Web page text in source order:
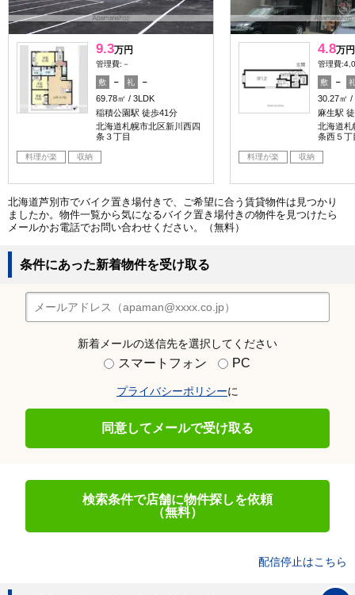
9.3万円
管理費:－
敷 － 礼
－
69.78㎡
3LDK
稲積公園駅 徒歩41分
北海道札幌市北区新川西四
条３丁目
料理が楽 収納
4.8万円
管理費
敷 －
30.27㎡
麻生駅
北海道札
条西５丁
料理が楽 収納
北海道芦別市でバイク置き場付きで、ご希望に合う賃貸物件は見つかり
ましたか。物件一覧から気になるバイク置き場付きの物件を見つけたら
メールかお電話でお問い合わせください。（無料）
条件にあった新着物件を受け取る
新着メールの送信先を選択してください
スマートフォン PC
プライバシーポリシーに
同意してメールで受け取る
検索条件で店舗に物件探しを依頼
（無料）
配信停止はこちら